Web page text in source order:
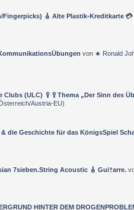
Fingerpicks) 🎸 Alte Plastik-Kreditkarte
von ★ Ronald
(ULC) 🥄🥄Thema „Der Sinn des
Austria-EU)
die Geschichte für das KönigsSpiel
7sieben.String Acoustic 🎸 Gui†arre.
HINTER DEM